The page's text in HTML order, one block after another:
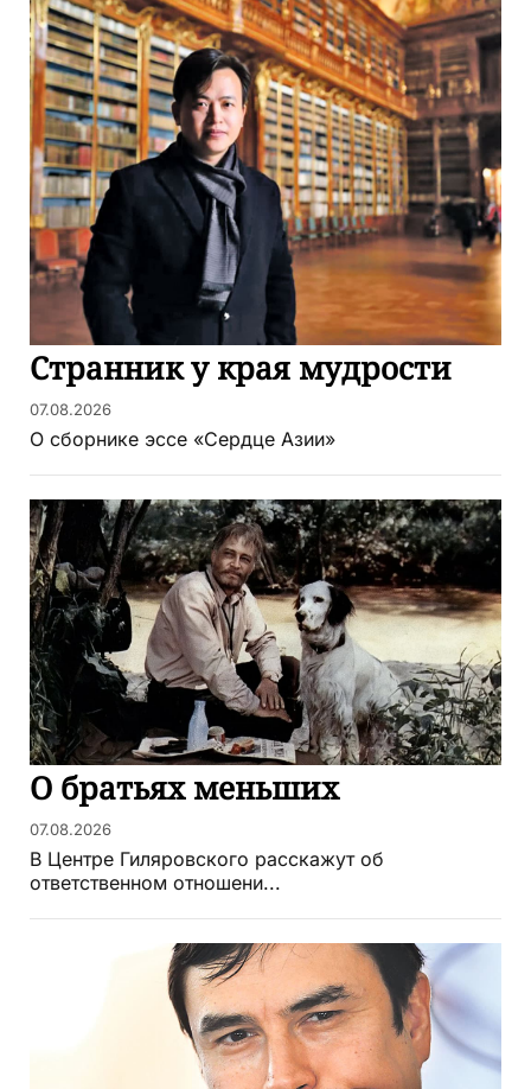
Странник у края мудрости
07.08.2026
О сборнике эссе «Сердце Азии»
О братьях меньших
07.08.2026
В Центре Гиляровского расскажут об
ответственном отношени...